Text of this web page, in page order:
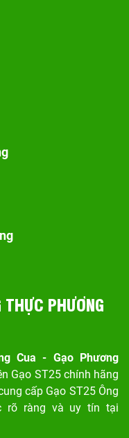
PHƯƠNG
Cua - Gạo Phương
Gạo ST25 chính hãng
cấp Gạo ST25 Ông
rõ ràng và uy tín tại